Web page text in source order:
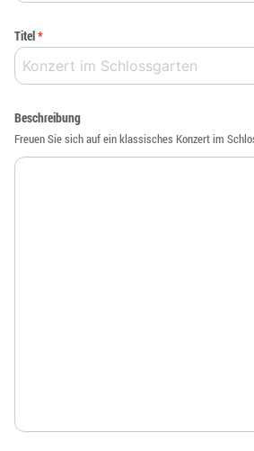
Titel*
Beschreibung
Freuen Sie sich auf ein klassisches Konzert im